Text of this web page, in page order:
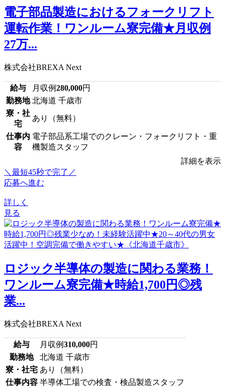
電子部品製造におけるフォークリフト
運転作業！ワンルーム寮完備★月収例
27万...
株式会社BREXA Next
給与 月収例280,000円
勤務地 北海道 千歳市
寮・社
宅
あり（無料）
仕事内
容
電子部品系工場でのクレーン・フォークリフト・重
機製造スタッフ
詳細を表示
＼最短45秒で完了／
応募へ進む
詳しく
見る
ロジック半導体の製造に関わる業務！
ワンルーム寮完備★時給1,700円◎残
業...
株式会社BREXA Next
給与 月収例310,000円
勤務地
北海道 千歳市
寮・社宅 あり（無料）
仕事内容 半導体工場での検査・検品製造スタッフ